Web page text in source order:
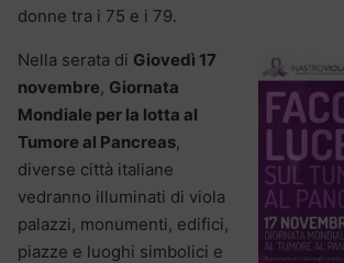
donne tra i 75 e i 79.
Nella serata di Giovedì 17
novembre, Giornata
Mondiale per la lotta al
Tumore al Pancreas,
diverse città italiane
vedranno illuminati di viola
palazzi, monumenti, edifici,
piazze e luoghi simbolici e